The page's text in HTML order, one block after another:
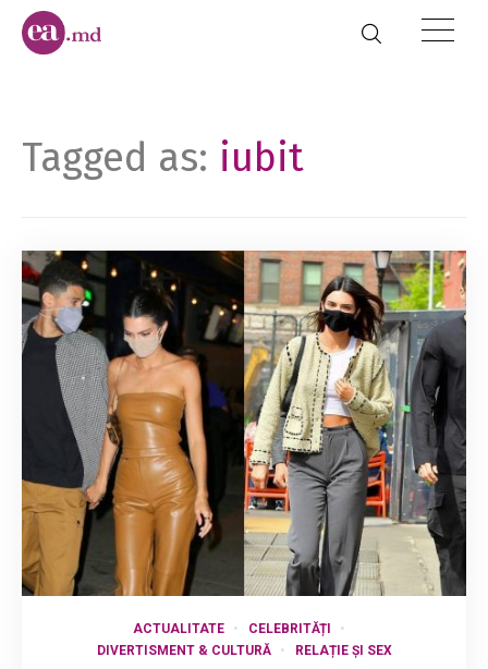
Tagged as: iubit
ACTUALITATE
CELEBRITĂȚI
DIVERTISMENT & CULTURĂ
RELAȚIE ȘI SEX